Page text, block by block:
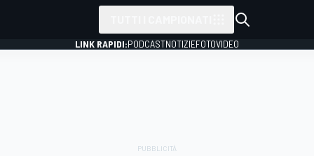
LINK RAPIDI:PODCASTNOTIZIEFOTOVIDEO